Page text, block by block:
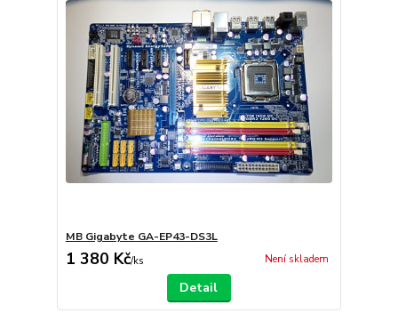
MB Gigabyte GA-EP43-DS3L
1 380 Kč/ks Není skladem
Detail